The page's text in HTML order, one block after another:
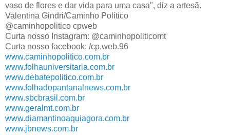
vaso de flores e dar vida para uma casa", diz a artesã.
Valentina Gindri/Caminho Político
@caminhopolitico cpweb
Curta nosso Instagram: @caminhopoliticomt
Curta nosso facebook: /cp.web.96
www.caminhopolitico.com.br
www.folhauniversitaria.com.br
www.debatepolitico.com.br
www.folhadopantanalnews.com.br
www.sbcbrasil.com.br
www.geralmt.com.br
www.diamantinoaquiagora.com.br
www.jbnews.com.br